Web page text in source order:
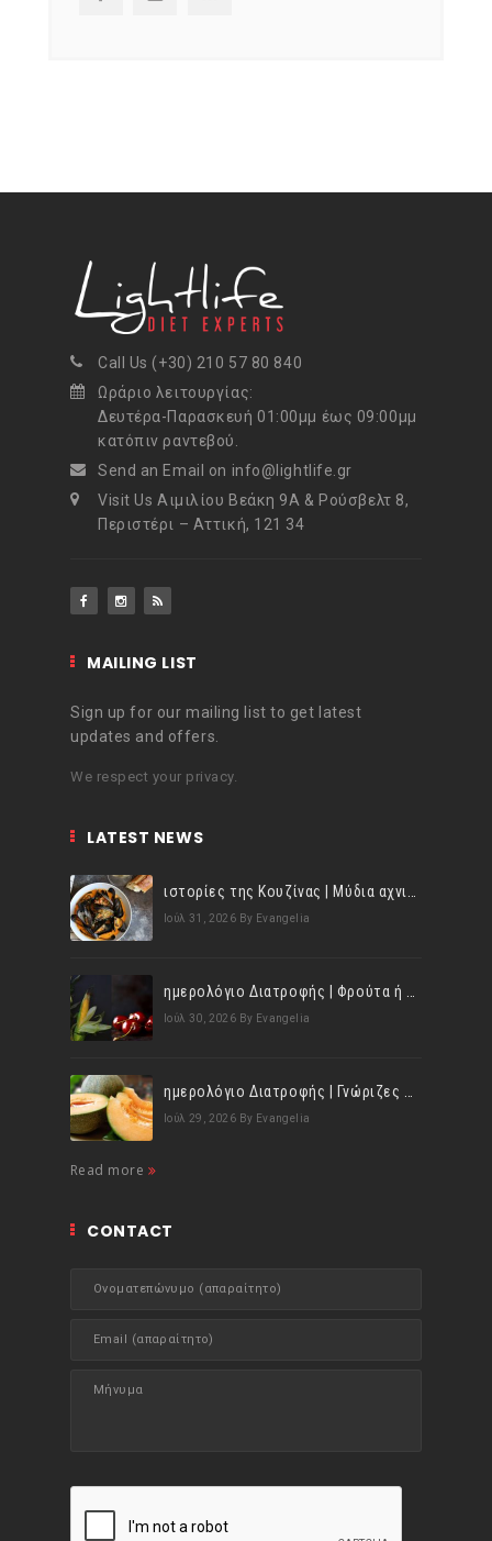
Call Us (+30) 210 57 80 840
Ωράριο λειτουργίας:
Δευτέρα-Παρασκευή 01:00μμ έως 09:00μμ
κατόπιν ραντεβού.
Send an Email on info@lightlife.gr
Visit Us Αιμιλίου Βεάκη 9Α & Ρούσβελτ 8,
Περιστέρι – Αττική, 121 34
MAILING LIST
Sign up for our mailing list to get latest
updates and offers.
We respect your privacy.
LATEST NEWS
Ιούλ 31, 2026 By Evangelia
Ιούλ 30, 2026 By Evangelia
Ιούλ 29, 2026 By Evangelia
Read more
CONTACT